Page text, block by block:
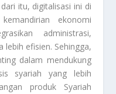
itu, digitalisasi ini di
ekonomi
administrasi,
lebih efisien. Sehingga,
dalam mendukung
syariah yang lebih
produk Syariah